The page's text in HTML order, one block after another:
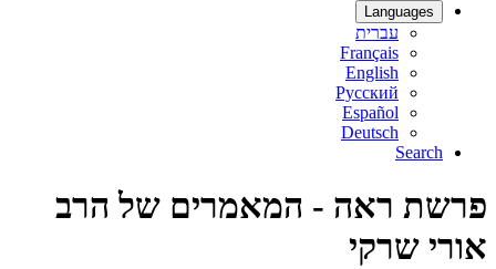
Languages
עברית
Français
English
Русский
Español
Deutsch
Search
פרשת ראה - המאמרים של הרב
אורי שרקי